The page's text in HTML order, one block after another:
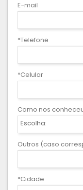
E-mail
*Telefone
*Celular
Como nos
Escolha:
Outros (caso
*Cidade